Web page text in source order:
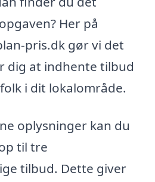
Her på
pris.dk gør vi det
dig at indhente tilbud
i dit lokalområde.
oplysninger kan du
til tre
tilbud. Dette giver